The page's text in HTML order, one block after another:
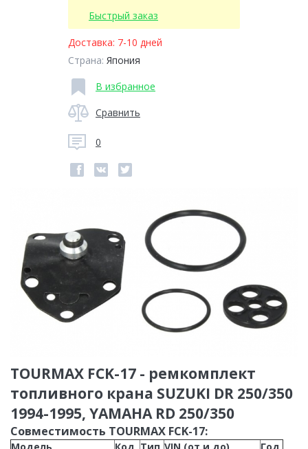
Быстрый заказ
Доставка: 7-10 дней
Страна: Япония
В избранное
Сравнить
0
TOURMAX FCK-17 - ремкомплект
топливного крана SUZUKI DR 250/350
1994-1995, YAMAHA RD 250/350
Совместимость TOURMAX FCK-17: